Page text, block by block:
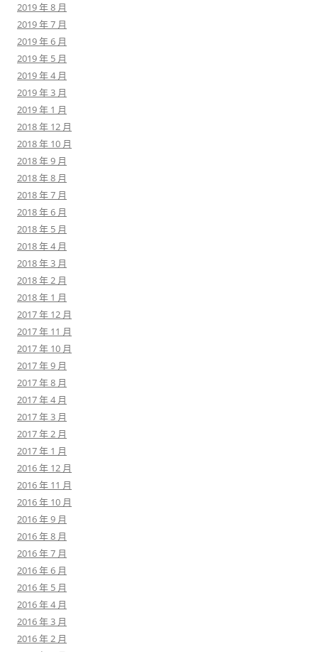
2019 年 8 月
2019 年 7 月
2019 年 6 月
2019 年 5 月
2019 年 4 月
2019 年 3 月
2019 年 1 月
2018 年 12 月
2018 年 10 月
2018 年 9 月
2018 年 8 月
2018 年 7 月
2018 年 6 月
2018 年 5 月
2018 年 4 月
2018 年 3 月
2018 年 2 月
2018 年 1 月
2017 年 12 月
2017 年 11 月
2017 年 10 月
2017 年 9 月
2017 年 8 月
2017 年 4 月
2017 年 3 月
2017 年 2 月
2017 年 1 月
2016 年 12 月
2016 年 11 月
2016 年 10 月
2016 年 9 月
2016 年 8 月
2016 年 7 月
2016 年 6 月
2016 年 5 月
2016 年 4 月
2016 年 3 月
2016 年 2 月